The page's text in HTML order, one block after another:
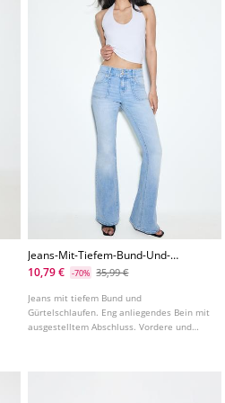
Jeans-Mit-Tiefem-Bund-Und-
Nahtdetail-An-Den-Taschen
10,79 € -70% 35,99 €
Jeans mit tiefem Bund und
Gürtelschlaufen. Eng anliegendes Bein mit
ausgestelltem Abschluss. Vordere und